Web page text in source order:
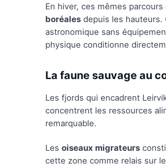
En hiver, ces mêmes
boréales depuis les hauteurs.
astronomique sans
physique conditionne
La faune sauvage au
Les fjords qui encadrent
concentrent les ressources
remarquable.
Les oiseaux migrateurs
cette zone comme relais sur